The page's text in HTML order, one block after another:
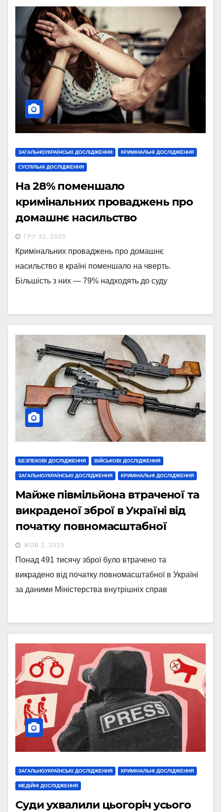
ЗАГАЛЬНОУКРАЇНСЬКІ ДОСЛІДЖЕННЯ КРИМІНАЛЬНІ ДОСЛІДЖЕННЯ
СУСПІЛЬНІ ДОСЛІДЖЕННЯ
На 28% поменшало
кримінальних проваджень про
домашнє насильство
ГРУ 31, 2025
Кримінальних проваджень про домашнє
насильство в країні поменшало на чверть.
Більшість з них — 79% надходять до суду
БЕЗПЕКОВІ ДОСЛІДЖЕННЯ ВІЙСЬКОВІ ДОСЛІДЖЕННЯ
ЗАГАЛЬНОУКРАЇНСЬКІ ДОСЛІДЖЕННЯ КРИМІНАЛЬНІ ДОСЛІДЖЕННЯ
Майже півмільйона втраченої та
викраденої зброї в Україні від
початку повномасштабної
ЖОВ 2, 2025
Понад 491 тисячу зброї було втрачено та
викрадено від початку повномасштабної в Україні
за даними Міністерства внутрішніх справ
ЗАГАЛЬНОУКРАЇНСЬКІ ДОСЛІДЖЕННЯ КРИМІНАЛЬНІ ДОСЛІДЖЕННЯ
МЕДІЙНІ ДОСЛІДЖЕННЯ
Суди ухвалили цьогоріч усього